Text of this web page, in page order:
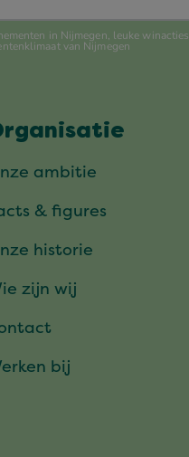
ambitie
& figures
historie
zijn wij
bij